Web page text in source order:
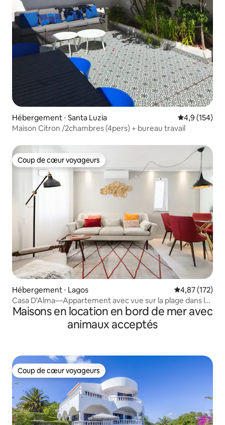
Hébergement ⋅ Santa Luzia Évaluation
4,9 (154)
Maison Citron /2chambres (4pers) + bureau travail
Coup de cœur voyageurs
Coup de cœur voyageurs
Hébergement ⋅ Lagos Évaluation
4,87 (172)
Casa D'Alma—Appartement avec vue sur la plage dans le
centre de Lagos
Maisons en location en bord de mer avec
animaux acceptés
Coup de cœur voyageurs
Coup de cœur voyageurs